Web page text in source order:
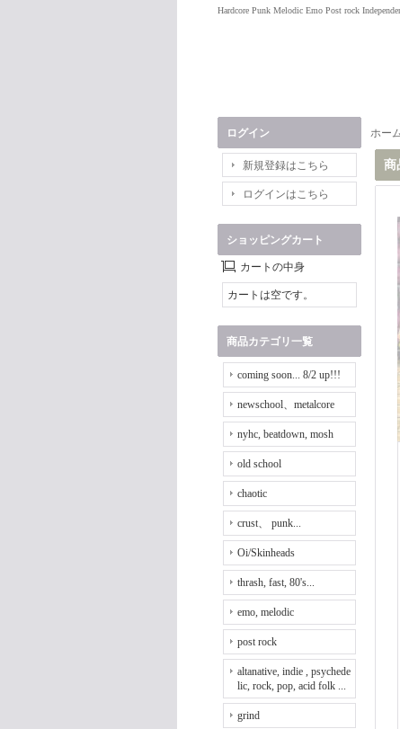
Hardcore Punk Melodic Emo Post rock
ログイン
新規登録はこちら
ログインはこちら
ショッピングカート
カートの中身
カートは空です。
商品カテゴリ一覧
coming soon... 8/2 up!!!
newschool、metalcore
nyhc, beatdown, mosh
old school
chaotic
crust、 punk...
Oi/Skinheads
thrash, fast, 80's...
emo, melodic
post rock
altanative, indie , psychede
lic, rock, pop, acid folk ...
grind
ホー
商